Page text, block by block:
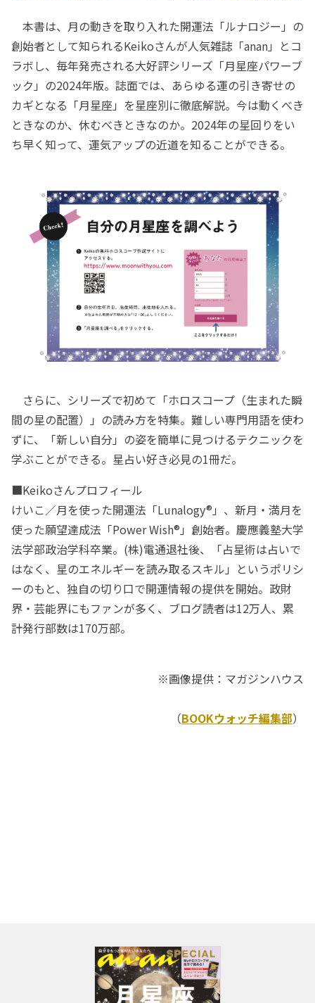
本書は、月の動きを取り入れた開運法「ルナロジー」の
創始者として知られるKeikoさんが人気雑誌「anan」とコ
ラボし、毎年発売される大好評シリーズ「月星座パワーブ
ック」の2024年版。誌面では、あらゆる運の引き寄せの
カギとなる「月星座」を星座別に徹底解説。今は動くべき
ときなのか、休むべきときなのか。2024年の星回りをい
ち早く知って、運気アップの近道を知ることができる。
さらに、シリーズで初めて「ホロスコープ（生まれた瞬
間の星の配置）」の読み方を特集。難しい専門用語を使わ
ずに、「新しい自分」の姿を簡単に見つけるテクニックを
学ぶことができる。星占い好き必見の1冊だ。
■Keikoさんプロフィール
けいこ／月を使った開運法「Lunalogy®」、新月・満月を
使った願望達成法「Power Wish®」創始者。慶應義塾大学
法学部政治学科卒業。(株)電通退社後、「占星術は占いで
はなく、星のエネルギーを読み取るスキル」というポリシ
ーのもと、独自の切り口で開運情報の提供を開始。政財
界・芸能界にもファンが多く、ブログ読者は12万人、累
計発行部数は170万部。
※画像提供：マガジンハウス
（BOOKウォッチ編集部）